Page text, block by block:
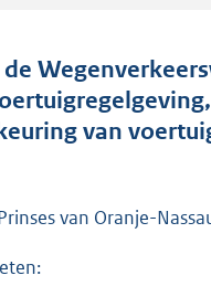
t
a
n
g
o
van
van Oranje-